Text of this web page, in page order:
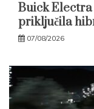
Buick Electra
priključila
07/08/2026